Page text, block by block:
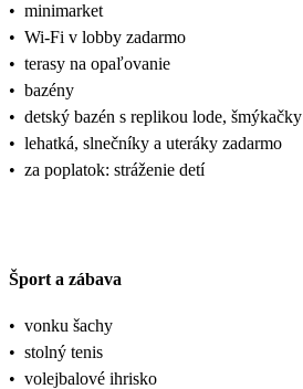
• minimarket
• Wi-Fi v lobby zadarmo
• terasy na opaľovanie
• bazény
• detský bazén s replikou lode, šmýkačky
• lehatká, slnečníky a uteráky zadarmo
• za poplatok: stráženie detí
Šport a zábava
• vonku šachy
• stolný tenis
• volejbalové ihrisko